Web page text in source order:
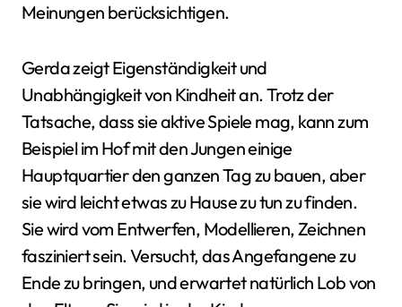
Meinungen berücksichtigen.
Gerda zeigt Eigenständigkeit und
Unabhängigkeit von Kindheit an. Trotz der
Tatsache, dass sie aktive Spiele mag, kann zum
Beispiel im Hof mit den Jungen einige
Hauptquartier den ganzen Tag zu bauen, aber
sie wird leicht etwas zu Hause zu tun zu finden.
Sie wird vom Entwerfen, Modellieren, Zeichnen
fasziniert sein. Versucht, das Angefangene zu
Ende zu bringen, und erwartet natürlich Lob von